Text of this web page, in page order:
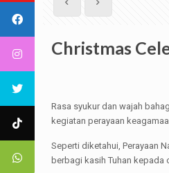
Christmas
Rasa syukur dan wajah
kegiatan perayaan
Seperti diketahui, Perayaan
berbagi kasih Tuhan